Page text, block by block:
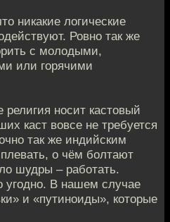
никакие логические
Ровно так же
с молодыми,
или горячими
носит кастовый
каст вовсе не требуется
так же индийским
о чём болтают
шудры – работать.
угодно. В нашем случае
и «путиноиды», которые